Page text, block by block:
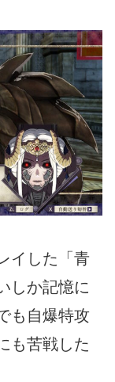
イした「青
しか記憶に
も自爆特攻
も苦戦した